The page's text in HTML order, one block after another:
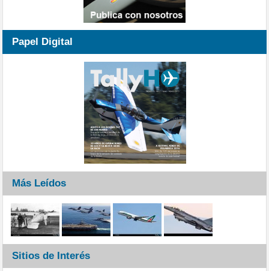
Papel Digital
Más Leídos
Sitios de Interés